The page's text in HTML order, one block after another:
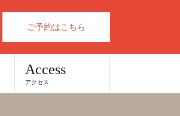
ご予約はこちら
Access
アクセス